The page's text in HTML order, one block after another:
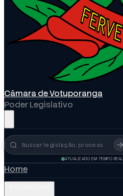
Câmara de Votuporanga
Poder Legislativo
Busca no portal
ATUALIZADO EM TEMPO REAL
Home